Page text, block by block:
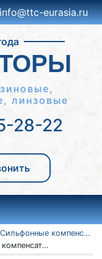
eurasia.ru
линзовые
28-22
Сильфонные компенсаторы
Стартовые компенсаторы СК-25-350-180